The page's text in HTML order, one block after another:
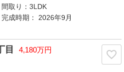
間取り：3LDK
完成時期： 2026年9月
目 4,180万円